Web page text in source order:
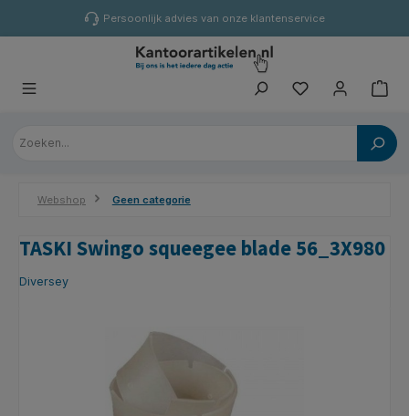
Persoonlijk advies van onze klantenservice
Webshop Geen categorie
TASKI Swingo squeegee blade 56_3X980
Diversey
Afbeeldingengalerij overslaan